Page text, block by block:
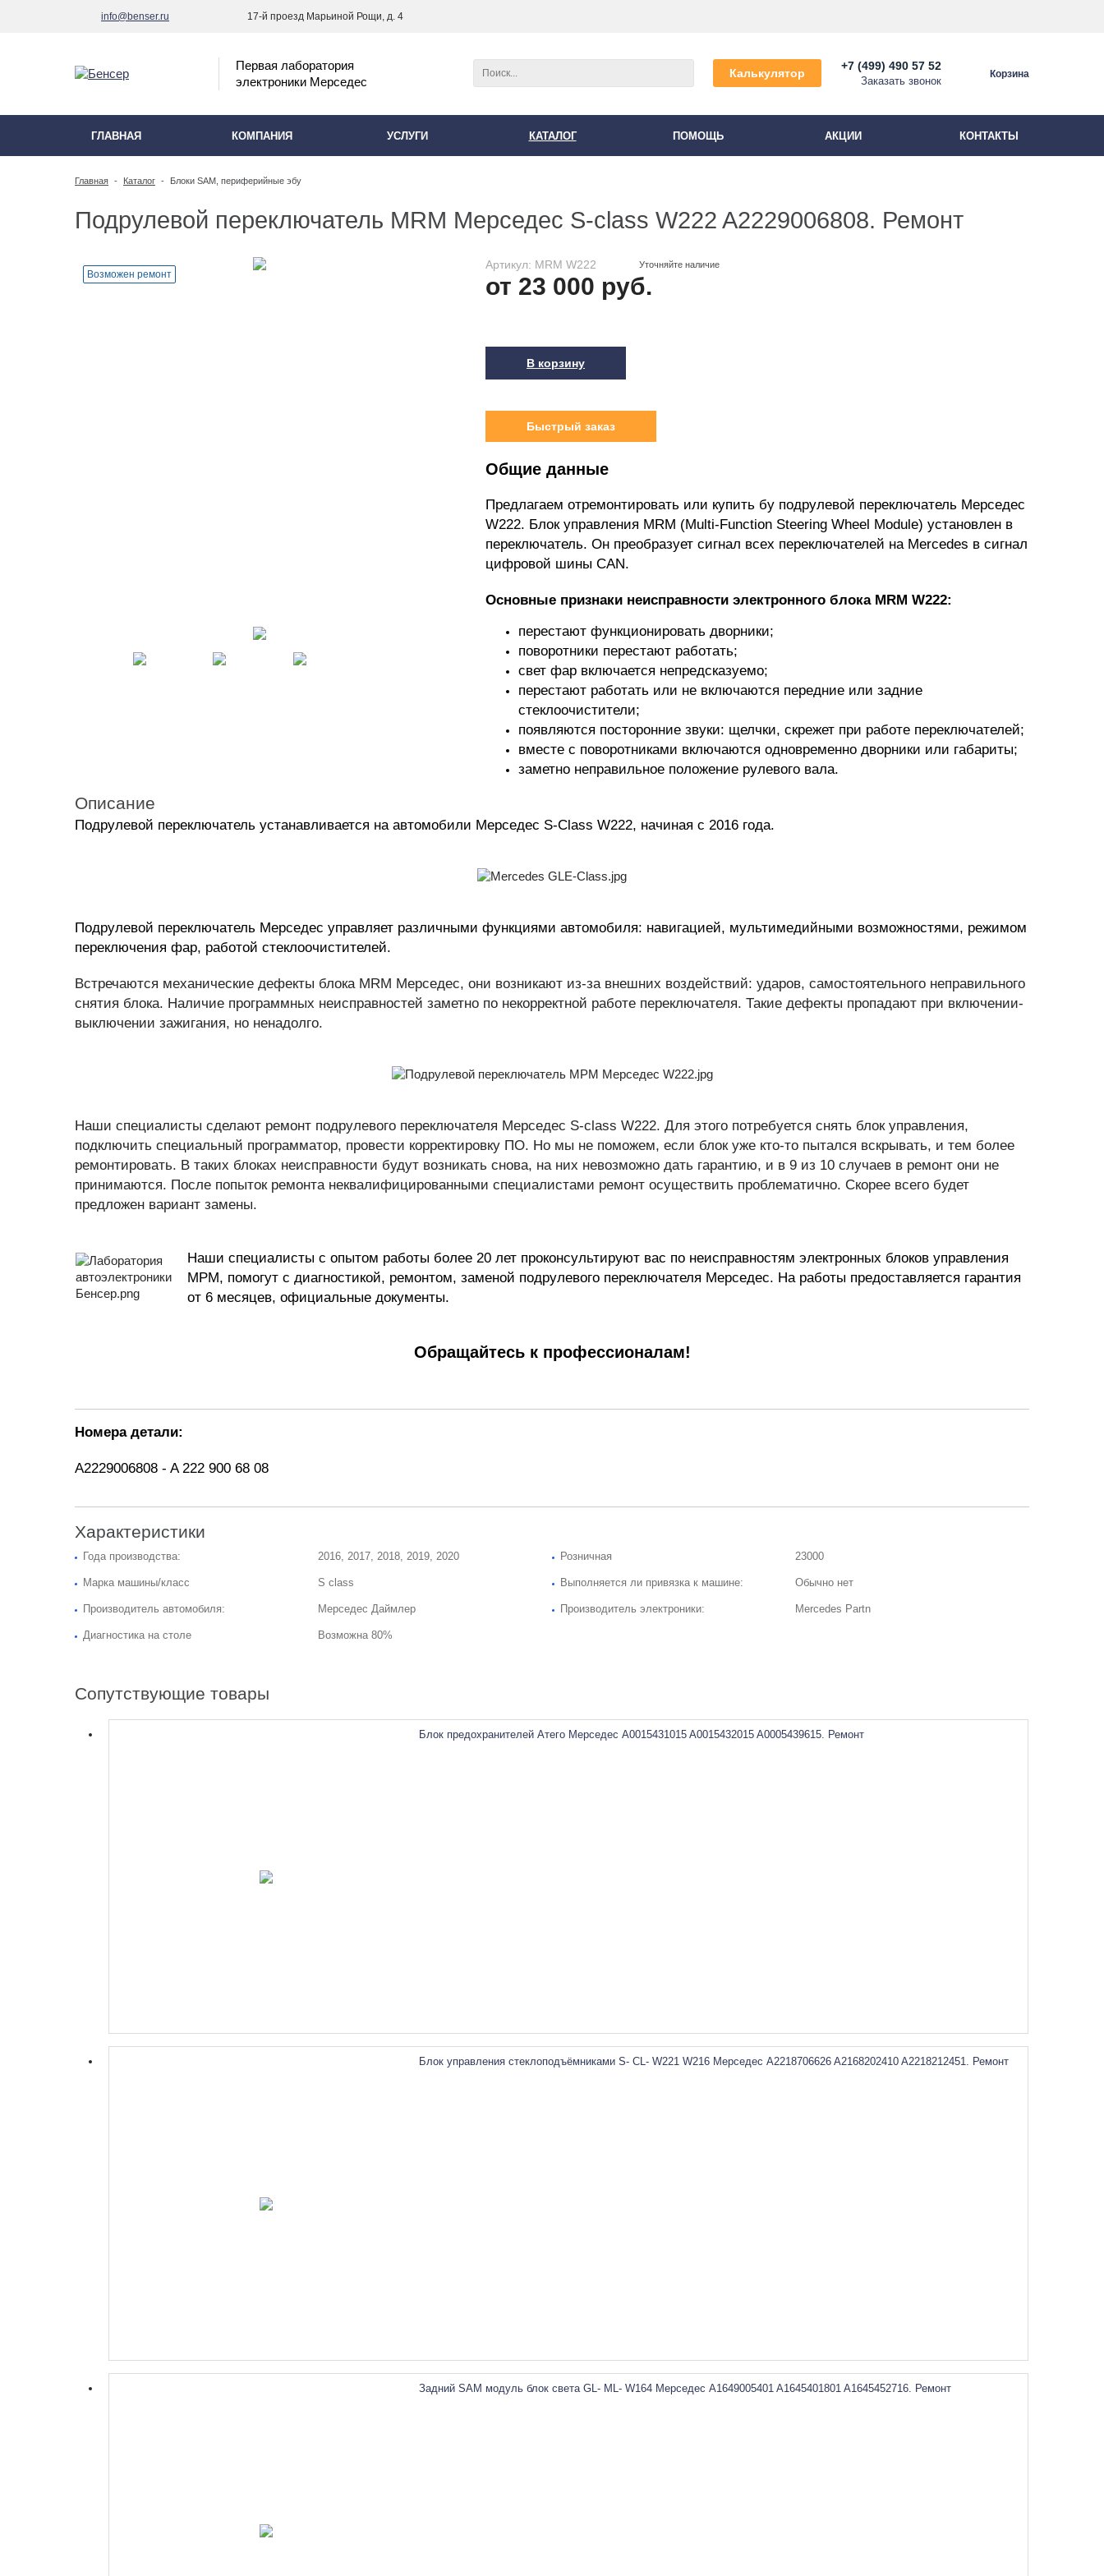
info@benser.ru 17-й проезд Марьиной Рощи, д. 4
Первая лаборатория
электроники Мерседес
Калькулятор
+7 (499) 490 57 52
Заказать звонок
Корзина
ГЛАВНАЯ КОМПАНИЯ УСЛУГИ КАТАЛОГ ПОМОЩЬ АКЦИИ КОНТАКТЫ
Главная - Каталог - Блоки SAM, периферийные эбу
Подрулевой переключатель MRM Мерседес S-class W222 A2229006808. Ремонт
Возможен ремонт
Артикул: MRM W222 Уточняйте наличие
от 23 000 руб.
В корзину
Быстрый заказ
Общие данные
Предлагаем отремонтировать или купить бу подрулевой переключатель Мерседес
W222. Блок управления MRM (Multi-Function Steering Wheel Module) установлен в
переключатель. Он преобразует сигнал всех переключателей на Mercedes в сигнал
цифровой шины CAN.
Основные признаки неисправности электронного блока MRM W222:
перестают функционировать дворники;
поворотники перестают работать;
свет фар включается непредсказуемо;
перестают работать или не включаются передние или задние
стеклоочистители;
появляются посторонние звуки: щелчки, скрежет при работе переключателей;
вместе с поворотниками включаются одновременно дворники или габариты;
заметно неправильное положение рулевого вала.
Описание
Подрулевой переключатель устанавливается на автомобили Мерседес S-Class W222, начиная с 2016 года.
Подрулевой переключатель Мерседес управляет различными функциями автомобиля: навигацией, мультимедийными возможностями, режимом
переключения фар, работой стеклоочистителей.
Встречаются механические дефекты блока MRM Мерседес, они возникают из-за внешних воздействий: ударов, самостоятельного неправильного
снятия блока. Наличие программных неисправностей заметно по некорректной работе переключателя. Такие дефекты пропадают при включении-
выключении зажигания, но ненадолго.
Наши специалисты сделают ремонт подрулевого переключателя Мерседес S-class W222. Для этого потребуется снять блок управления,
подключить специальный программатор, провести корректировку ПО. Но мы не поможем, если блок уже кто-то пытался вскрывать, и тем более
ремонтировать. В таких блоках неисправности будут возникать снова, на них невозможно дать гарантию, и в 9 из 10 случаев в ремонт они не
принимаются. После попыток ремонта неквалифицированными специалистами ремонт осуществить проблематично. Скорее всего будет
предложен вариант замены.
Наши специалисты с опытом работы более 20 лет проконсультируют вас по неисправностям электронных блоков управления
МРМ, помогут с диагностикой, ремонтом, заменой подрулевого переключателя Мерседес. На работы предоставляется гарантия
от 6 месяцев, официальные документы.
Обращайтесь к профессионалам!
Номера детали:
A2229006808 - A 222 900 68 08
Характеристики
Года производства: 2016, 2017, 2018, 2019, 2020 Розничная 23000
Марка машины/класс S class Выполняется ли привязка к машине: Обычно нет
Производитель автомобиля: Мерседес Даймлер Производитель электроники: Mercedes Partn
Диагностика на столе Возможна 80%
Сопутствующие товары
Блок предохранителей Атего Мерседес A0015431015 A0015432015 A0005439615. Ремонт
Блок управления стеклоподъёмниками S- CL- W221 W216 Мерседес A2218706626 A2168202410 A2218212451. Ремонт
Задний SAM модуль блок света GL- ML- W164 Мерседес A1649005401 A1645401801 A1645452716. Ремонт